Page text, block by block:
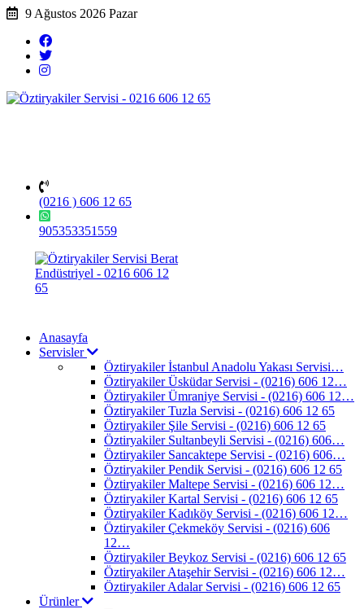
9 Ağustos 2026 Pazar
(0216 ) 606 12 65
905353351559
Anasayfa
Servisler
Öztiryakiler İstanbul Anadolu Yakası Servisi…
Öztiryakiler Üsküdar Servisi - (0216) 606 12…
Öztiryakiler Ümraniye Servisi - (0216) 606 12…
Öztiryakiler Tuzla Servisi - (0216) 606 12 65
Öztiryakiler Şile Servisi - (0216) 606 12 65
Öztiryakiler Sultanbeyli Servisi - (0216) 606…
Öztiryakiler Sancaktepe Servisi - (0216) 606…
Öztiryakiler Pendik Servisi - (0216) 606 12 65
Öztiryakiler Maltepe Servisi - (0216) 606 12…
Öztiryakiler Kartal Servisi - (0216) 606 12 65
Öztiryakiler Kadıköy Servisi - (0216) 606 12…
Öztiryakiler Çekmeköy Servisi - (0216) 606
12…
Öztiryakiler Beykoz Servisi - (0216) 606 12 65
Öztiryakiler Ataşehir Servisi - (0216) 606 12…
Öztiryakiler Adalar Servisi - (0216) 606 12 65
Ürünler